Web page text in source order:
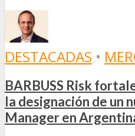
DESTACADAS •
BARBUSS Risk
la designación de un
Manager en